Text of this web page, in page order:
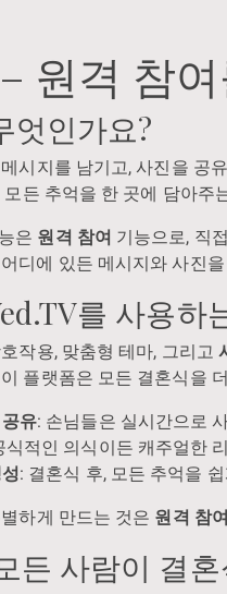
원격 참
엇인가요?
시지를 남기고, 사진을 공
모든 추억을 한 곳에 담아주
은 원격 참여 기능으로, 직
디에 있든 메시지와 사진
를 사용하
작용, 맞춤형 테마, 그리고
플랫폼은 모든 결혼식을
유: 손님들은 실시간으로
식적인 의식이든 캐주얼한
: 결혼식 후, 모든 추억을
하게 만드는 것은 원격 참여
든 사람이 결